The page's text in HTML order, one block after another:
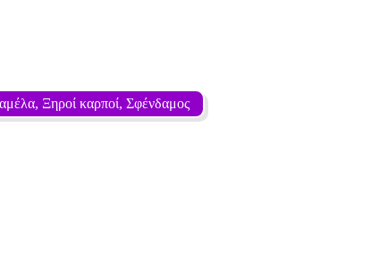
Ξηροί καρποί, Σφένδαμος